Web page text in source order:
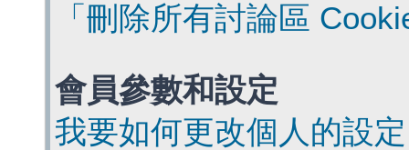
「刪除所有討論區
會員參數和設定
我要如何更改個人的設